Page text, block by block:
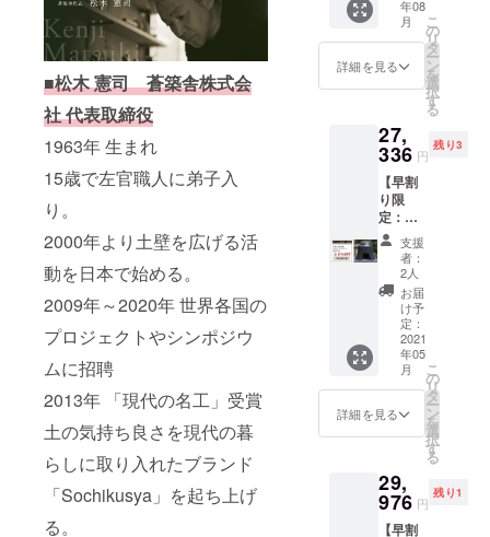
■松木 憲司 蒼築舎株式会
社 代表取締役
1963年 生まれ
15歳で左官職人に弟子入
り。
2000年より土壁を広げる活
動を日本で始める。
2009年～2020年 世界各国の
プロジェクトやシンポジウ
ムに招聘
2013年 「現代の名工」受賞
土の気持ち良さを現代の暮
らしに取り入れたブランド
「Sochikusya」を起ち上げ
る。
組み、
ありとあら
ゆる方法を
駆使して土
世に伝え
る。」とい
う願いを
二代目 専務
取締役の松
木一真が受
け継ぎ、多
くの方に土
の魅力を身
近に知って
もらおう
に寄り添う
として誰で
も簡単に扱
える「かま
せてい
ただき
※こちら
のリ
ヘッツ
イ
HAJIM
Eではあ
りませ
ん。ご
注意く
ださ
い。 ※
コヘッ
ツイ
HAJIM
Eとこち
らの商
方は、
かまど
せ発送
が可能
です。
用して
くださ
い。 サ
イズ：
さ65
mm／
個 重
量：
1.4kg／
個 耐火
度：
1300℃
※コヘッ
ツイ
HAJIM
Eの支援
をして
頂いた
方限定
ト商品
になり
くださ
い。 ※
離島の
HAJIM
E・・・
1基
釜（ア
・・１
個
蓋・・
・１
個
台座
（溶岩
プレー
ト）・
・・１
枚
固形燃
料・・
・３
個
固形燃
・１
個
高さ調
格＋送
料込）
＋
【CAM
PFIRE
消臭土
だんご1
袋（3個
入）
【商品
内容・
サイ
ズ】 コ
ヘッツ
イ
HAJIM
E・・・
1基
釜（ア
ルミ釜
or 鋳物
釜）・
・１
個
年08
月
詳細を見る
こ
の
リ
タ
ー
ン
を
選
択
す
る
27,
336 円
残り3
【早割
り限
定：コ
ヘッツ
イ
HAJIM
E２合ア
ルミ
釜】 ３
４，１
７０円
（定価
税込価
格＋送
料）
↓（早割
20％）
２７，
３３６
円（税
支援
者：
2人
お届
け予
定：
2021
年05
月
詳細を見る
こ
の
リ
タ
ー
ン
を
選
択
す
る
29,
976 円
残り1
【早割